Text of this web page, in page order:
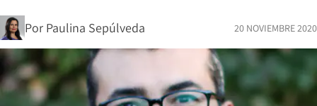
Por Paulina Sepúlveda 20 NOVIEMBRE 2020